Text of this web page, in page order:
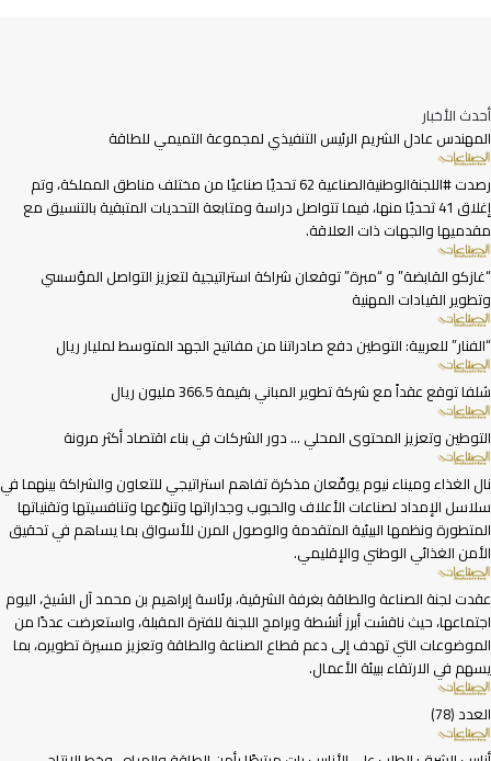
أحدث الأخبار
المهندس عادل الشريم الرئيس التنفيذي لمجموعة التميمي للطاقة
رصدت #اللجنةالوطنيةالصناعية 62 تحديًا صناعيًا من مختلف مناطق المملكة، وتم
إغلاق 41 تحديًا منها، فيما تتواصل دراسة ومتابعة التحديات المتبقية بالتنسيق مع
مقدميها والجهات ذات العلاقة.
“غازكو القابضة” و “مبرة” توقعان شراكة استراتيجية لتعزيز التواصل المؤسسي
وتطوير القيادات المهنية
“الفنار” للعربية: التوطين دفع صادراتنا من مفاتيح الجهد المتوسط لمليار ريال
شلفا توقع عقداً مع شركة تطوير المباني بقيمة 366.5 مليون ريال
التوطين وتعزيز المحتوى المحلي … دور الشركات في بناء اقتصاد أكثر مرونة
نال الغذاء وميناء نيوم يوقّعان مذكرة تفاهم استراتيجي للتعاون والشراكة بينهما في
سلاسل الإمداد لصناعات الأعلاف والحبوب وجداراتها وتنوّعها وتنافسيتها وتقنياتها
المتطورة ونظمها البيئية المتقدمة والوصول المرن للأسواق بما يساهم في تحقيق
الأمن الغذائي الوطني والإقليمي.
عقدت لجنة الصناعة والطاقة بغرفة الشرقية، برئاسة إبراهيم بن محمد آل الشيخ، اليوم
اجتماعها، حيث ناقشت أبرز أنشطة وبرامج اللجنة للفترة المقبلة، واستعرضت عددًا من
الموضوعات التي تهدف إلى دعم قطاع الصناعة والطاقة وتعزيز مسيرة تطويره، بما
يسهم في الارتقاء ببيئة الأعمال.
العدد (78)